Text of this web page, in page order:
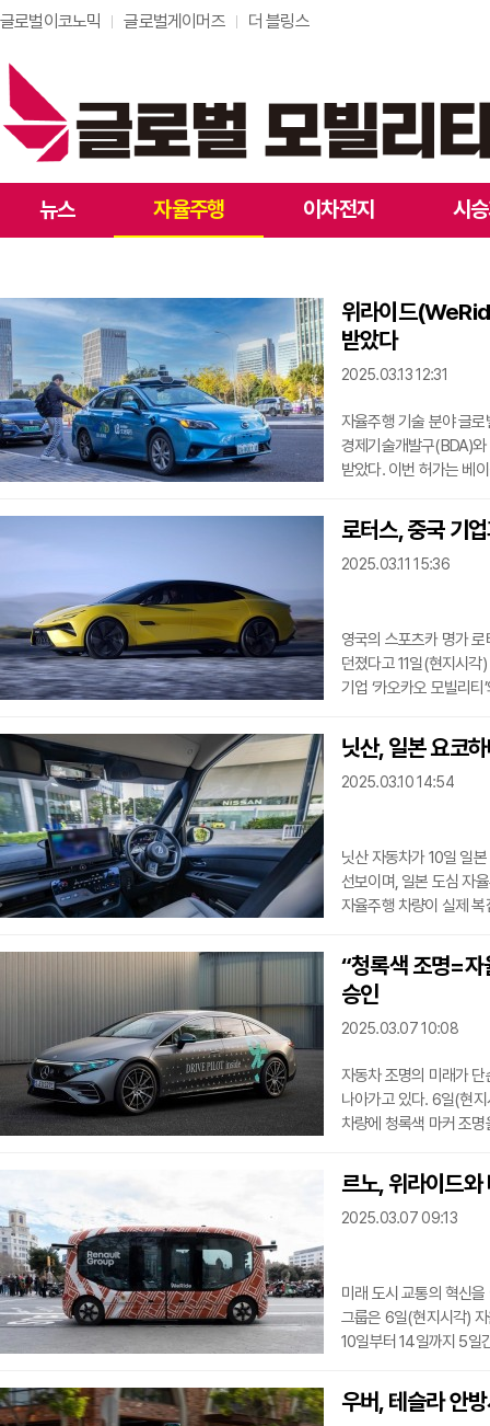
글로벌이코노믹 글로벌게이머즈 더 블링스
뉴스 자율주행 이차전지 시
위라이드
받았다
2025.03.13 12:31
자율주행 기술 분야 글
경제기술개발구(BDA)
받았다. 이번 허가는 베
로보택시 운영 구역을
면적과 맞먹는 규모이다
로보택시를 호출하고,
로터스, 중국 기
2025.03.11 15:36
영국의 스포츠카 명가 로
던졌다고 11일(현지시
기업 ‘카오카오 모빌리
협력하고 있으며, 이미
1만3500km) 이상의 시
'ROBO Soul', 'ROBO
닛산, 일본 요코
2025.03.10 14:54
닛산 자동차가 10일 일
선보이며, 일본 도심 자
자율주행 차량이 실제
자율주행 기술 시연은
이동성을 강화하기 위
자유를 제공하는 다양한
환경에서의 안전성을 확
“청록색 조명=자
승인
2025.03.07 10:08
자동차 조명의 미래가
나아가고 있다. 6일(현
차량에 청록색 마커 조
제시하는 중요한 이정
차량이 자율주행 모드로
이는 교통 당국과 경찰
르노, 위라이드
2025.03.07 09:13
미래 도시 교통의 혁신
그룹은 6일(현지시각)
10일부터 14일까지 5일
가능성을 직접 체험할
위라이드의 첨단 자율
우버, 테슬라 안